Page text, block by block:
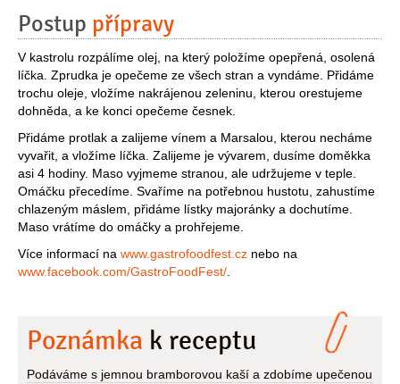
Postup přípravy
V kastrolu rozpálíme olej, na který položíme opepřená, osolená
líčka. Zprudka je opečeme ze všech stran a vyndáme. Přidáme
trochu oleje, vložíme nakrájenou zeleninu, kterou orestujeme
dohněda, a ke konci opečeme česnek.
Přidáme protlak a zalijeme vínem a Marsalou, kterou necháme
vyvařit, a vložíme líčka. Zalijeme je vývarem, dusíme doměkka
asi 4 hodiny. Maso vyjmeme stranou, ale udržujeme v teple.
Omáčku přecedíme. Svaříme na potřebnou hustotu, zahustíme
chlazeným máslem, přidáme lístky majoránky a dochutíme.
Maso vrátíme do omáčky a prohřejeme.
Více informací na www.gastrofoodfest.cz nebo na
www.facebook.com/GastroFoodFest/.
Poznámka k receptu
Podáváme s jemnou bramborovou kaší a zdobíme upečenou